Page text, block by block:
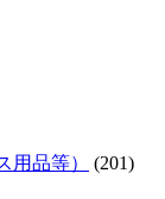
用品等）
(201)